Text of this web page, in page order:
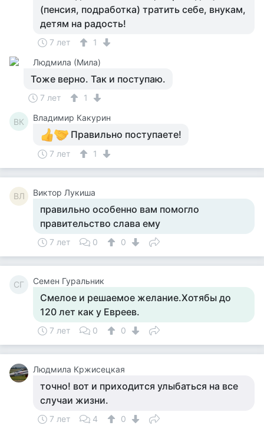
(пенсия, подработка) тратить себе, внукам,
детям на радость!
7 лет
1
Людмила (Мила)
Тоже верно. Так и поступаю.
7 лет 1
ВК Владимир Какурин
Правильно поступаете!
7 лет 1
ВЛ Виктор Лукиша
правильно особенно вам помогло
правительство слава ему
7 лет 0 0
СГ Семен Гуральник
Смелое и решаемое желание.Хотябы до
120 лет как у Евреев.
7 лет 0 0
Людмила Кржисецкая
точно! вот и приходится улыбаться на все
случаи жизни.
7 лет 4
0